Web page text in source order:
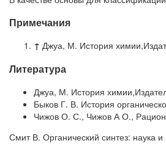
Примечания
↑ Джуа, М. История
Литература
Джуа, М. История
Быков Г. В. История
Чижов О. С., Чижов А О.,
Смит В. Органический синтез: наука